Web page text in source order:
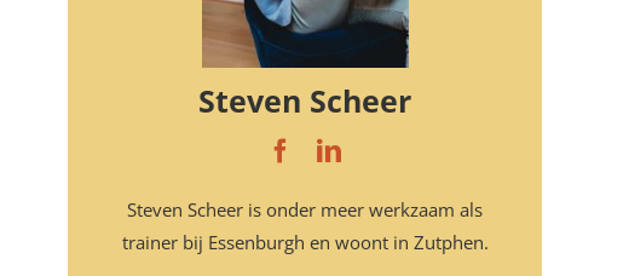
Steven Scheer
Steven Scheer is onder meer werkzaam als
trainer bij Essenburgh en woont in Zutphen.